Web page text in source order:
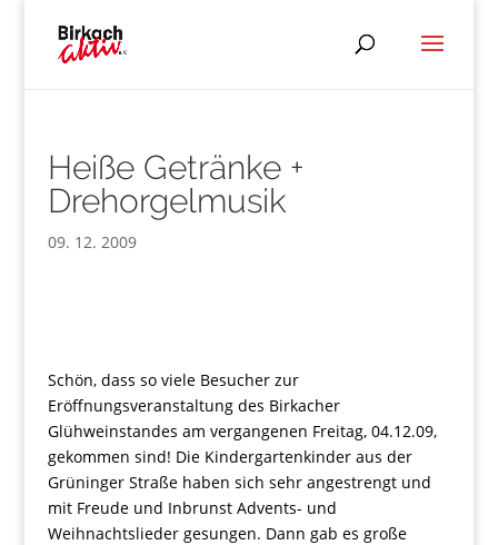
Heiße Getränke +
Drehorgelmusik
09. 12. 2009
Schön, dass so viele Besucher zur
Eröffnungsveranstaltung des Birkacher
Glühweinstandes am vergangenen Freitag, 04.12.09,
gekommen sind! Die Kindergartenkinder aus der
Grüninger Straße haben sich sehr angestrengt und
mit Freude und Inbrunst Advents- und
Weihnachtslieder gesungen. Dann gab es große